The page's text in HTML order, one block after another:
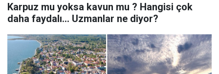
Karpuz mu yoksa kavun mu ? Hangisi çok
daha faydalı... Uzmanlar ne diyor?